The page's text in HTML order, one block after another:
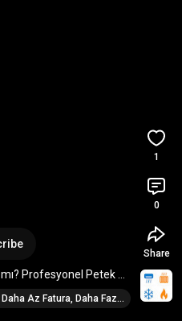
Profesyonel Petek
Kombi Bakımı & Petek Temizliği | Daha Az Fatura, Daha Fazla Isı – TeknikPRO
1
0
Share